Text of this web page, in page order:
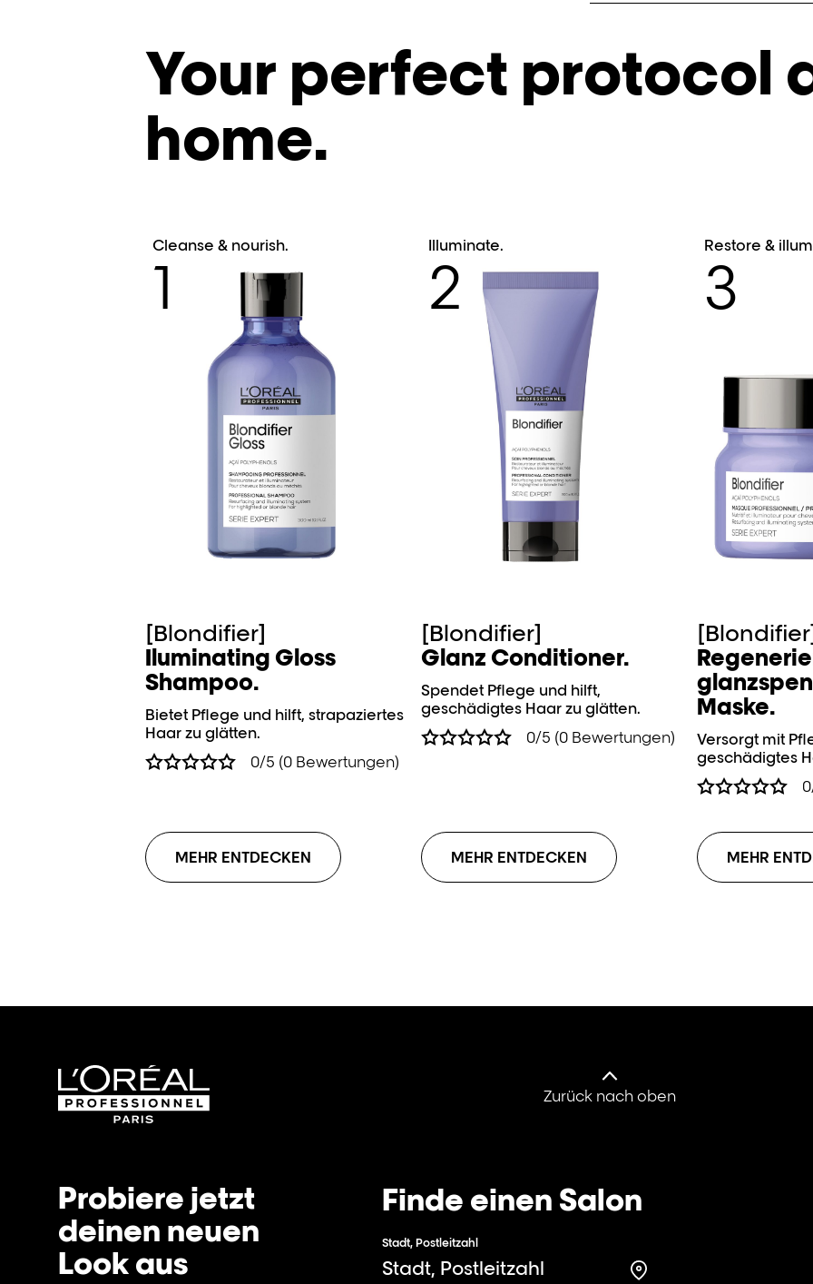
Your perfect protocol
home.
Cleanse & nourish.
1
[Blondifier]
Iluminating Gloss
Shampoo.
Bietet Pflege und hilft, strapaziertes
Haar zu glätten.
0/5 (0 Bewertungen)
MEHR ENTDECKEN
Illuminate.
2
[Blondifier]
Glanz Conditioner.
Spendet Pflege und hilft,
geschädigtes Haar zu glätten.
0/5 (0 Bewertungen)
MEHR ENTDECKEN
Restore &
3
Maske.
Versorgt mit
geschädigtes
MEHR
Zurück nach oben
Probiere jetzt
deinen neuen
Look aus
Finde einen Salon
Stadt, Postleitzahl
Search for a salon in